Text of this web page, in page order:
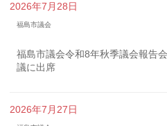
2026年7月28日
福島市議会
福島市議会令和8年秋季議会報告
議に出席
2026年7月27日